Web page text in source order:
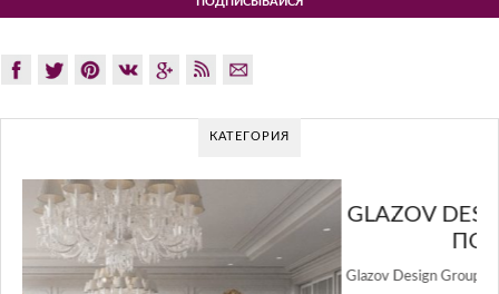
КАТЕГОРИЯ